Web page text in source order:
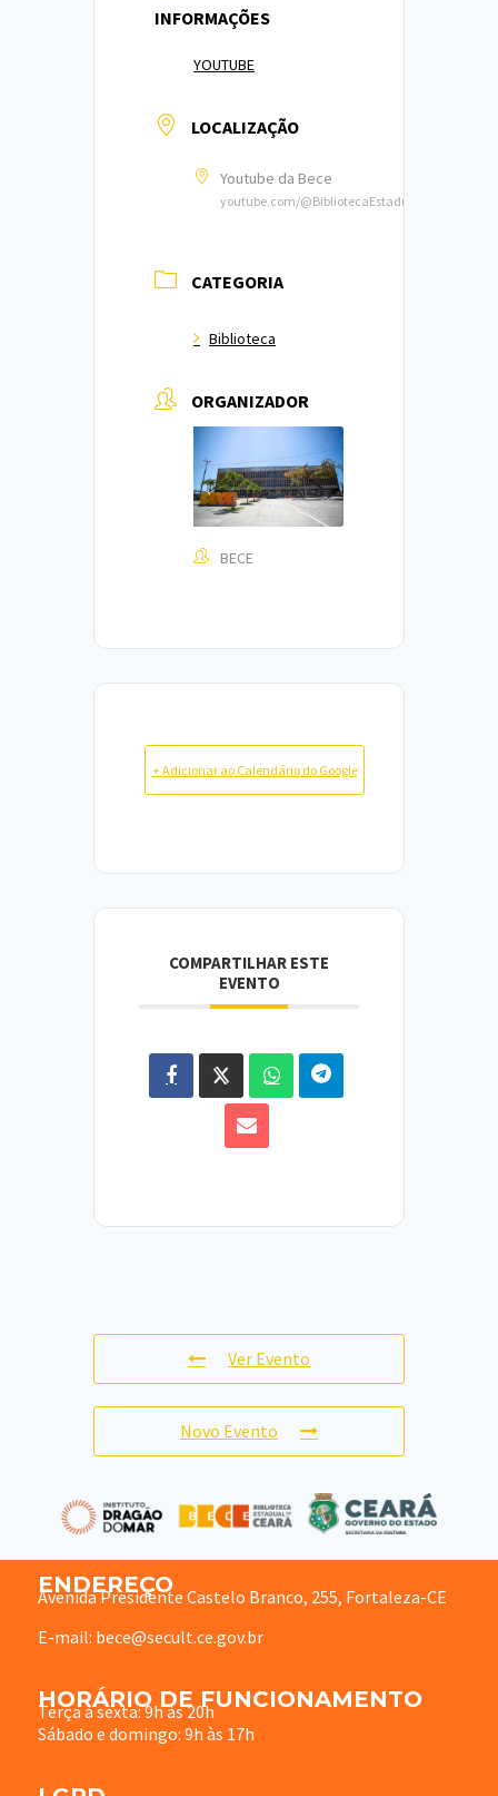
INFORMAÇÕES
YOUTUBE
LOCALIZAÇÃO
Youtube da Bece
youtube.com/@BibliotecaEstadualdoCeara
CATEGORIA
Biblioteca
ORGANIZADOR
BECE
+ Adicionar ao Calendário do Google
COMPARTILHAR ESTE
EVENTO
Ver Evento
Novo Evento
ENDEREÇO
Avenida Presidente Castelo Branco, 255, Fortaleza-CE
E-mail: bece@secult.ce.gov.br
HORÁRIO DE FUNCIONAMENTO
Terça à sexta: 9h às 20h
Sábado e domingo: 9h às 17h